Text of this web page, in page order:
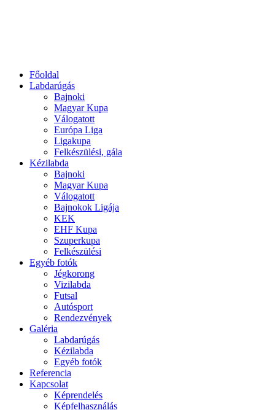
Főoldal
Labdarúgás
Bajnoki
Magyar Kupa
Válogatott
Európa Liga
Ligakupa
Felkészülési, gála
Kézilabda
Bajnoki
Magyar Kupa
Válogatott
Bajnokok Ligája
KEK
EHF Kupa
Szuperkupa
Felkészülési
Egyéb fotók
Jégkorong
Vizilabda
Futsal
Autósport
Rendezvények
Galéria
Labdarúgás
Kézilabda
Egyéb fotók
Referencia
Kapcsolat
Képrendelés
Képfelhasználás